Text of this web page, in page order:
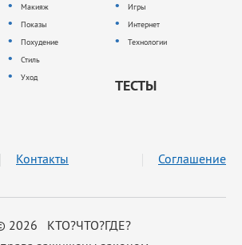
Макияж
Показы
Похудение
Стиль
Уход
Игры
Интернет
Технологии
ТЕСТЫ
2026 КТО?ЧТО?ГДЕ?
Контакты Соглашение